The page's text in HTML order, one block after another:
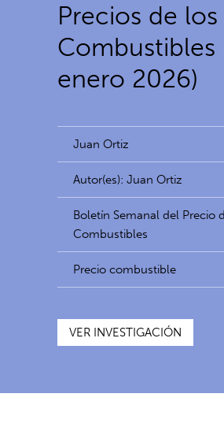
Precios de los
Combustibles
enero 2026)
Juan Ortiz
Autor(es): Juan Ortiz
Boletín Semanal del Precio
Combustibles
Precio combustible
VER INVESTIGACIÓN